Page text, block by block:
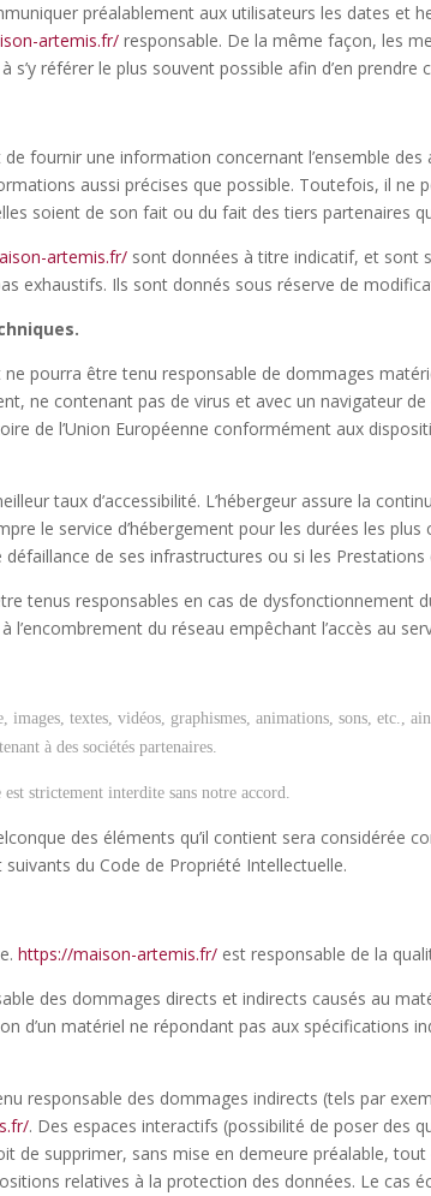
préalablement aux utilisateurs les dates et
artemis.fr/ responsable. De la même façon, les
s’y référer le plus souvent possible afin d’en prendre
fournir une information concernant l’ensemble
aussi précises que possible. Toutefois, il ne
soient de son fait ou du fait des tiers partenaires
artemis.fr/ sont données à titre indicatif, et sont
exhaustifs. Ils sont donnés sous réserve de
pourra être tenu responsable de dommages
ne contenant pas de virus et avec un navigateur
de l’Union Européenne conformément aux
taux d’accessibilité. L’hébergeur assure la
le service d’hébergement pour les durées les
de ses infrastructures ou si les
tenus responsables en cas de dysfonctionnement
du réseau empêchant l’accès au
textes, vidéos, graphismes, animations, sons, etc.,
à des sociétés partenaires.
strictement interdite sans notre accord.
des éléments qu’il contient sera considérée
du Code de Propriété Intellectuelle.
https://maison-artemis.fr/ est responsable de la
des dommages directs et indirects causés au
d’un matériel ne répondant pas aux spécifications
responsable des dommages indirects (tels par
. Des espaces interactifs (possibilité de poser des
de supprimer, sans mise en demeure préalable,
relatives à la protection des données. Le cas